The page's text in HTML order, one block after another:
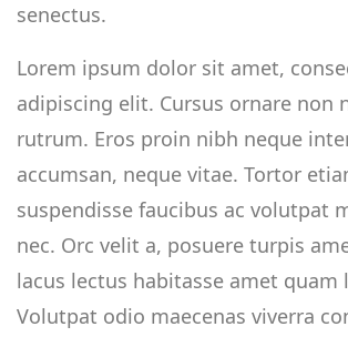
senectus.
Lorem ipsum dolor sit amet,
adipiscing elit. Cursus ornare non
rutrum. Eros proin nibh neque
accumsan, neque vitae. Tortor
suspendisse faucibus ac volutpat
nec. Orc velit a, posuere turpis
lacus lectus habitasse amet quam
Volutpat odio maecenas viverra